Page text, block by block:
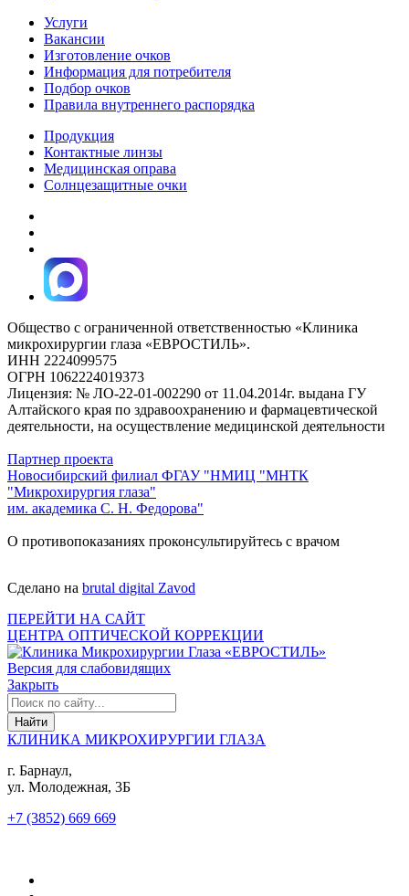
Услуги
Вакансии
Изготовление очков
Информация для потребителя
Подбор очков
Правила внутреннего распорядка
Продукция
Контактные линзы
Медицинская оправа
Солнцезащитные очки
Общество с ограниченной ответственностью «Клиника
микрохирургии глаза «ЕВРОСТИЛЬ».
ИНН 2224099575
ОГРН 1062224019373
Лицензия: № ЛО-22-01-002290 от 11.04.2014г. выдана ГУ
Алтайского края по здравоохранению и фармацевтической
деятельности, на осуществление медицинской деятельности
Партнер проекта
Новосибирский филиал ФГАУ "НМИЦ "МНТК
"Микрохирургия глаза"
им. академика С. Н. Федорова"
О противопоказаниях проконсультируйтесь с врачом
Сделано на brutal digital Zavod
ПЕРЕЙТИ НА САЙТ
ЦЕНТРА ОПТИЧЕСКОЙ КОРРЕКЦИИ
Версия для слабовидящих
Закрыть
КЛИНИКА МИКРОХИРУРГИИ ГЛАЗА
г. Барнаул,
ул. Молодежная, 3Б
+7 (3852) 669 669